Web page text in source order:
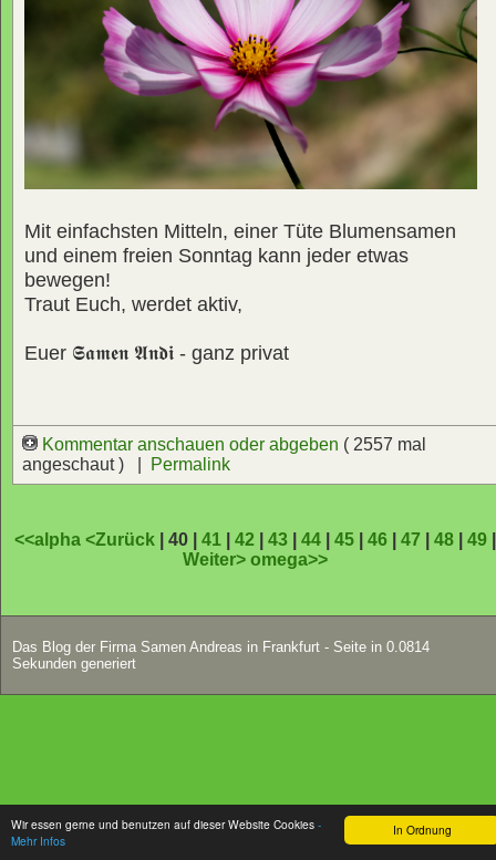
In Ordnung
Wir essen gerne und benutzen auf dieser Website Cookies -
Mehr Infos
Mit einfachsten Mitteln, einer Tüte Blumensamen
und einem freien Sonntag kann jeder etwas
bewegen!
Traut Euch, werdet aktiv,
Euer 𝕾𝖆𝖒𝖊𝖓 𝕬𝖓𝖉𝖎 - ganz privat
Kommentar anschauen oder abgeben ( 2557 mal
angeschaut ) |
Permalink
<<alpha<Zurück | 40 |41 |42 |43 |44 |45 |46 |47 |48 |49
Weiter>omega>>
Das Blog der Firma Samen Andreas in Frankfurt - Seite in 0.0814
Sekunden generiert